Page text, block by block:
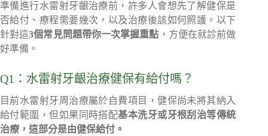
準備進行水雷射牙齦治療前，許多人會想先了解健保是
否給付、療程需要幾次，以及治療後該如何照護。以下
針對這3個常見問題帶你一次掌握重點 ，方便在就診前做
好準備。
Q1：水雷射牙齦治療健保有給付嗎？
目前水雷射牙周治療屬於自費項目，健保尚未將其納入
給付範圍，但如果同時搭配基本洗牙或牙根刮治等傳統
治療，這部分是由健保給付。